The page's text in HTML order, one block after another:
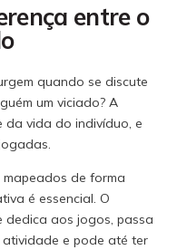
entre o
quando se discute
um viciado? A
da vida do indivíduo, e
de forma
é essencial. O
dedica aos jogos, passa
e pode até ter